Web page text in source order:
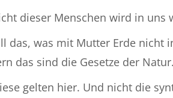
dieser Menschen wird in uns
das, was mit Mutter Erde nicht
das sind die Gesetze der
gelten hier. Und nicht die